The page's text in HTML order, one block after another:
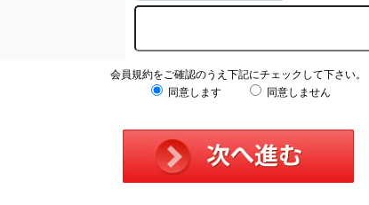
会員規約をご確認のうえ下記にチェックして下さい。
同意します
同意しません